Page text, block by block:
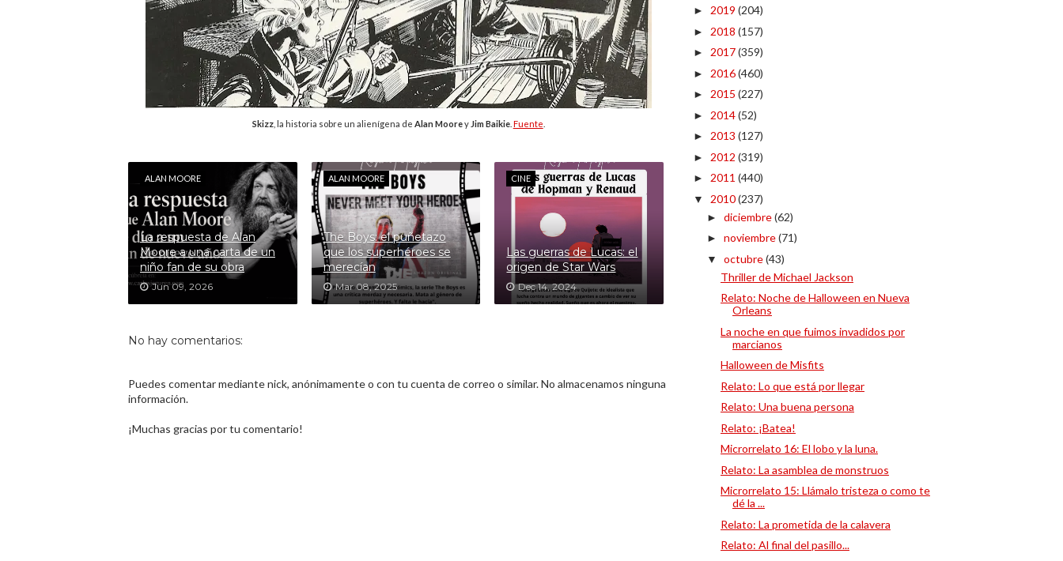
Skizz, la historia sobre un alienígena de Alan Moorey Jim Baikie. Fuente
ALAN MOORE
La respuesta de Alan
Moore a una carta de un
niño fan de su obra
Jun 09, 2026
ALAN MOORE
The Boys: el puñetazo
que los superhéroes se
merecían
Mar 08, 2025
CINE
Las guerras de Lucas: el
origen de Star Wars
Dec 14, 2024
No hay comentarios:
Puedes comentar mediante nick, anónimamente o con tu cuenta de correo o similar. No almacenamos ninguna
información.
¡Muchas gracias por tu comentario!
► 2019 (204)
► 2018 (157)
► 2017(359)
► 2016(460)
► 2015 (227)
► 2014(52)
► 2013 (127)
► 2012 (319)
► 2011 (440)
▼ 2010(237)
► diciembre(62)
► noviembre(71)
▼ octubre(43)
Thriller de Michael Jackson
Relato: Noche de Halloween en Nueva
Orleans
La noche en que fuimos invadidos por
marcianos
Halloween de Misfits
Relato: Lo que está por llegar
Relato: Una buena persona
Relato: ¡Batea!
Microrrelato 16: El lobo y la luna.
Relato: La asamblea de monstruos
Microrrelato 15: Llámalo tristeza o como te
dé la ...
Relato: La prometida de la calavera
Relato: Al final del pasillo...